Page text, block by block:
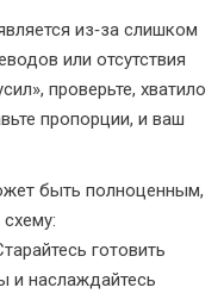
из‑за слишком
или отсутствия
проверьте, хватило
пропорции, и ваш
быть полноценным,
готовить
и наслаждайтесь